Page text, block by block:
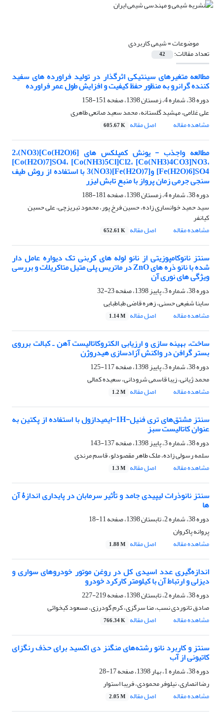
موضوعات =شیمی کاربردی
تعداد مقالات: 42
مطالعه متغیرهای سینتیکی اثرگذار در تولید فراورده های سفید
کننده گرانرو به منظور حفظ کیفیت و افزایش طول عمر فراورده
دوره 38، شماره 4، زمستان 1398، صفحه
151-158
علی غلامی، مهشید گلستانه، محمد سعید صانعی طاهری
مشاهده مقاله
اصل مقاله 605.67 K
مطالعه واجذب - یونش کمپلکس های [Co(H2O)6](NO3)2،
[Co(H2O)7]SO4، [Co(NH3)5Cl]Cl2، [Co(NH3)4CO3]NO3،
[Fe(H2O)6]SO4 و[Fe(H2O)7](NO3)3 با استفاده از روش طیف
سنجی جرمی زمان پرواز با منبع تابش لیزر
دوره 38، شماره 4، زمستان 1398، صفحه
181-188
سید حمید خوانساری زاده، حسین فرخ پور، محمود تبریزچی، علی حسین
کیانفر
مشاهده مقاله
اصل مقاله 652.61 K
سنتز نانوکامپوزیتی از نانو لوله های کربنی تک دیواره عامل دار
شده با نانو ذره های ZnO در ماتریس پلی متیل متاکریلات و بررسی
ویژگی های نوری آن
دوره 38، شماره 3، پاییز 1398، صفحه
23-32
ساینا شفیعی حسنی، زهره قاضی طباطبایی
مشاهده مقاله
اصل مقاله 1.14 M
ساخت، بهینه سازی و ارزیابی الکتروکاتالیست آهن ـ کبالت برروی
بستر گرافن در واکنش آزادسازی هیدروژن
دوره 38، شماره 3، پاییز 1398، صفحه
117-125
محمد ژیانی، زیبا قاسمی شرودانی، سعیده کمالی
مشاهده مقاله
اصل مقاله 1.2 M
سنتز مشتق‌های تری فنیل-1H-ایمیدازول با استفاده از پکتین به
عنوان کاتالیست سبز
دوره 38، شماره 3، پاییز 1398، صفحه
137-143
سلمه رسولی زاده، ملک طاهر مقصودلو، قاسم مرندی
مشاهده مقاله
اصل مقاله 1.3 M
سنتز نانوذرات لیپیدی جامد و تأثیر سرمابان در پایداری اندازۀ آن
ها
دوره 38، شماره 2، تابستان 1398، صفحه
11-18
پروانه پاکروان
مشاهده مقاله
اصل مقاله 1.88 M
اندازه‌گیری عدد اسیدی کل در روغن موتور خودروهای سواری و
دیزلی و ارتباط آن با کیلومتر کارکرد خودرو
دوره 38، شماره 2، تابستان 1398، صفحه
219-227
صادق تانوردی نسب، منا سرگزی، کرم گودرزی، مسعود کیخوائی
مشاهده مقاله
اصل مقاله 766.34 K
سنتز و کاربرد نانو رشته‌های منگنز دی اکسید برای حذف رنگزای
کاتیونی از آب
دوره 38، شماره 1، بهار 1398، صفحه
17-28
رضا انصاری، نیلوفر محمودی، فریبا استوار
مشاهده مقاله
اصل مقاله 2.05 M